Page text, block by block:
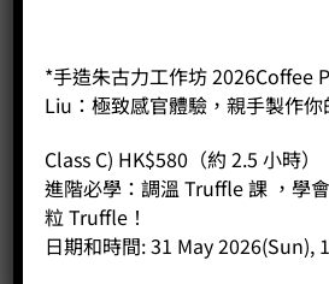
*手造朱古力工作坊 2026Coffee
Liu：極致感官體驗，親手製作
Class C) HK$580（約 2.5 小時）
進階必學：調溫 Truffle 課 ，學
粒 Truffle！
日期和時間: 31 May 2026(Sun),